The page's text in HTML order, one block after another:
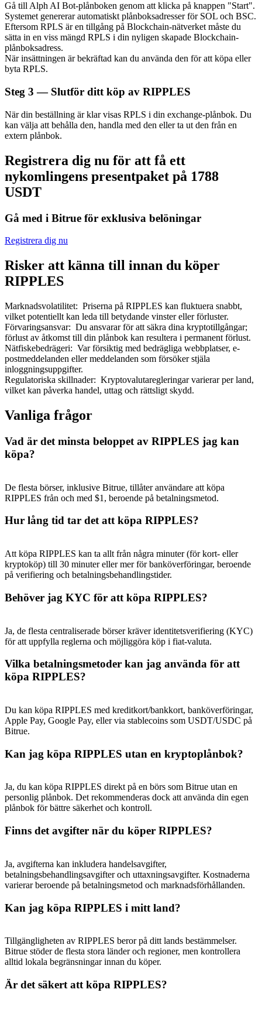
Auto Invest
Ta långsiktig vinst och flexibla intressen
Lär dig Staking
Lär dig mer om att tjäna passiv inkomst
Bitrue
Bitrue Affiliates
Hänvisning
Bjud in en vän för att få kontantbelöningar
BTC Welcome Rewards
BTC Welcome Rewards
Deposit & Trade BTC to Share 25000 USDT prize pool!
Deposit CASHCAT & Win
Exclusive for BitMart Users
Register & Trade to Win 500,000 USDT
Precious Metals Trading Carnival
Trade Gold & Silver · 33,333 USDT Bonus
Gå till Alph AI Bot-plånboken genom att klicka på knappen "Start".
Systemet genererar automatiskt plånboksadresser för SOL och BSC.
Eftersom RPLS är en tillgång på Blockchain-nätverket måste du
sätta in en viss mängd RPLS i din nyligen skapade Blockchain-
plånboksadress.
När insättningen är bekräftad kan du använda den för att köpa eller
byta RPLS.
Steg 3 — Slutför ditt köp av RIPPLES
När din beställning är klar visas RPLS i din exchange-plånbok. Du
kan välja att behålla den, handla med den eller ta ut den från en
extern plånbok.
Registrera dig nu för att få ett
nykomlingens presentpaket på 1788
USDT
Gå med i Bitrue för exklusiva belöningar
Registrera dig nu
Risker att känna till innan du köper
RIPPLES
Marknadsvolatilitet: Priserna på RIPPLES kan fluktuera snabbt,
vilket potentiellt kan leda till betydande vinster eller förluster.
Förvaringsansvar: Du ansvarar för att säkra dina kryptotillgångar;
förlust av åtkomst till din plånbok kan resultera i permanent förlust.
Nätfiskebedrägeri: Var försiktig med bedrägliga webbplatser, e-
postmeddelanden eller meddelanden som försöker stjäla
inloggningsuppgifter.
Regulatoriska skillnader: Kryptovalutaregleringar varierar per land,
vilket kan påverka handel, uttag och rättsligt skydd.
Vanliga frågor
Vad är det minsta beloppet av RIPPLES jag kan
köpa?
De flesta börser, inklusive Bitrue, tillåter användare att köpa
RIPPLES från och med $1, beroende på betalningsmetod.
Hur lång tid tar det att köpa RIPPLES?
Att köpa RIPPLES kan ta allt från några minuter (för kort- eller
kryptoköp) till 30 minuter eller mer för banköverföringar, beroende
på verifiering och betalningsbehandlingstider.
Behöver jag KYC för att köpa RIPPLES?
Ja, de flesta centraliserade börser kräver identitetsverifiering (KYC)
för att uppfylla reglerna och möjliggöra köp i fiat-valuta.
Vilka betalningsmetoder kan jag använda för att
köpa RIPPLES?
Du kan köpa RIPPLES med kreditkort/bankkort, banköverföringar,
Apple Pay, Google Pay, eller via stablecoins som USDT/USDC på
Bitrue.
Kan jag köpa RIPPLES utan en kryptoplånbok?
Ja, du kan köpa RIPPLES direkt på en börs som Bitrue utan en
personlig plånbok. Det rekommenderas dock att använda din egen
plånbok för bättre säkerhet och kontroll.
Finns det avgifter när du köper RIPPLES?
Ja, avgifterna kan inkludera handelsavgifter,
betalningsbehandlingsavgifter och uttaxningsavgifter. Kostnaderna
varierar beroende på betalningsmetod och marknadsförhållanden.
Kan jag köpa RIPPLES i mitt land?
Tillgängligheten av RIPPLES beror på ditt lands bestämmelser.
Bitrue stöder de flesta stora länder och regioner, men kontrollera
alltid lokala begränsningar innan du köper.
Är det säkert att köpa RIPPLES?